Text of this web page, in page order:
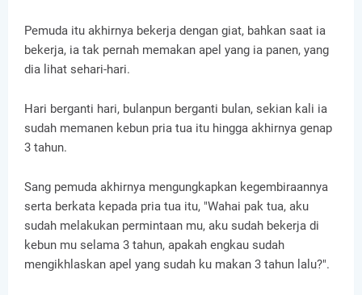
Pemuda itu akhirnya bekerja dengan giat, bahkan saat ia
bekerja, ia tak pernah memakan apel yang ia panen, yang
dia lihat sehari-hari.
Hari berganti hari, bulanpun berganti bulan, sekian kali ia
sudah memanen kebun pria tua itu hingga akhirnya genap
3 tahun.
Sang pemuda akhirnya mengungkapkan kegembiraannya
serta berkata kepada pria tua itu, "Wahai pak tua, aku
sudah melakukan permintaan mu, aku sudah bekerja di
kebun mu selama 3 tahun, apakah engkau sudah
mengikhlaskan apel yang sudah ku makan 3 tahun lalu?".